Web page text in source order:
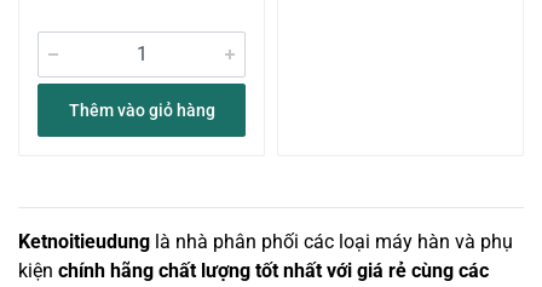
Thêm vào giỏ hàng
Ketnoitieudung là nhà phân phối các loại máy hàn và phụ
kiện chính hãng chất lượng tốt nhất với giá rẻ cùng các